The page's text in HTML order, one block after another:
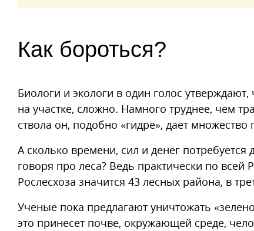
Как бороться?
Биологи и экологи в один голос
на участке, сложно. Намного труднее, чем
ствола он, подобно «гидре», дает множество
А сколько времени, сил и денег
говоря про леса? Ведь практически по всей
Рослесхоза значится 43 лесных района, в
Ученые пока предлагают уничтожать
это принесет почве, окружающей среде,